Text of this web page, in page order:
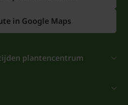
in Google Maps
plantencentrum